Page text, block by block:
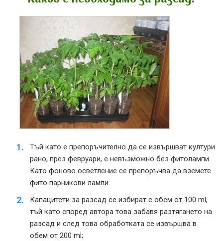
Тъй като е препоръчително да се извършват култури
рано, през февруари, е невъзможно без фитолампи.
Като фоново осветление се препоръчва да вземете
фито парникови лампи.
Капацитети за разсад се избират с обем от 100 ml,
тъй като според автора това забавя разтягането на
разсад и след това обработката се извършва в
обем от 200 ml;